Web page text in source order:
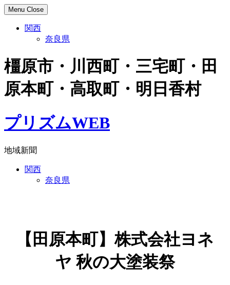
Skip
to
content
Menu Close
関西
奈良県
橿原市・川西町・三宅町・田
原本町・高取町・明日香村
プリズムWEB
地域新聞
関西
奈良県
【田原本町】株式会社ヨネ
ヤ 秋の大塗装祭